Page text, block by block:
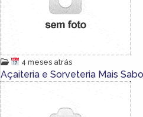
4 meses atrás
Açaiteria e Sorveteria Mais